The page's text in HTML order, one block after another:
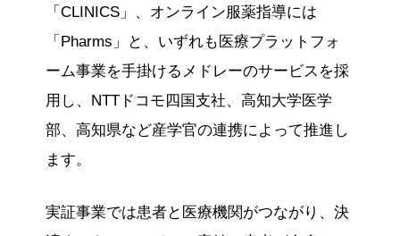
「CLINICS」、オンライン服薬指導には
「Pharms」と、いずれも医療プラットフォ
ーム事業を手掛けるメドレーのサービスを採
用し、NTTドコモ四国支社、高知大学医学
部、高知県など産学官の連携によって推進し
ます。
実証事業では患者と医療機関がつながり、決